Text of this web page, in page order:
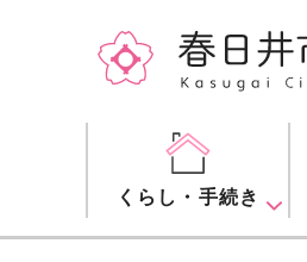
くらし・手続き